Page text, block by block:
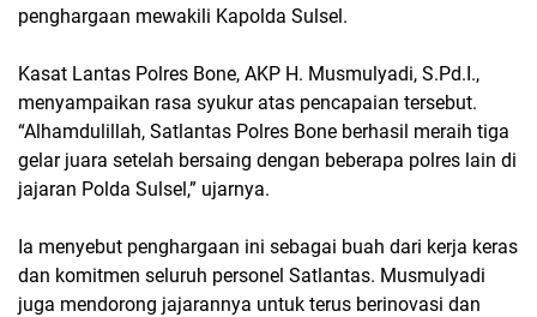
penghargaan mewakili Kapolda Sulsel.
Kasat Lantas Polres Bone, AKP H. Musmulyadi, S.Pd.I.,
menyampaikan rasa syukur atas pencapaian tersebut.
“Alhamdulillah, Satlantas Polres Bone berhasil meraih tiga
gelar juara setelah bersaing dengan beberapa polres lain di
jajaran Polda Sulsel,” ujarnya.
Ia menyebut penghargaan ini sebagai buah dari kerja keras
dan komitmen seluruh personel Satlantas. Musmulyadi
juga mendorong jajarannya untuk terus berinovasi dan